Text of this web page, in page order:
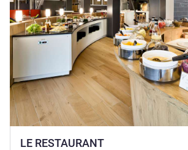
LE RESTAURANT